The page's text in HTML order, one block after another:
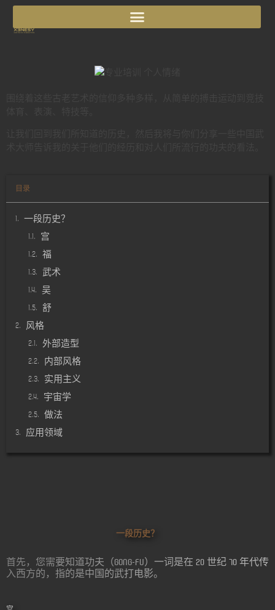
目录
一段历史？
宫
福
武术
吴
舒
风格
外部造型
内部风格
实用主义
宇宙学
做法
应用领域
一段历史？
首先，您需要知道功夫（GONG-FU）一词是在 20 世纪 70 年代传
入西方的，指的是中国的武打电影。